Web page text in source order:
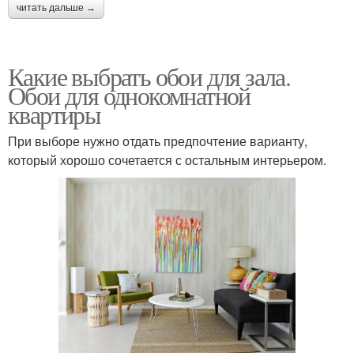
читать дальше →
Какие выбрать обои для зала.
Обои для однокомнатной
квартиры
При выборе нужно отдать предпочтение варианту,
который хорошо сочетается с остальным интерьером.